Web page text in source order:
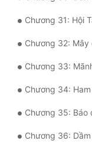
Xuyên Sách
Xuyên Thư
Điền Văn
Đô Thị
Đông Phương
Đông Phương Huyền
Chương 31: Hội
Chương 32:
Chương 33:
Chương 34:
Chương 35: Báo
Chương 36: